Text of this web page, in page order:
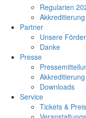
Regularien
Partner
Unsere
Danke
Presse
Downloads
Service
Tickets &